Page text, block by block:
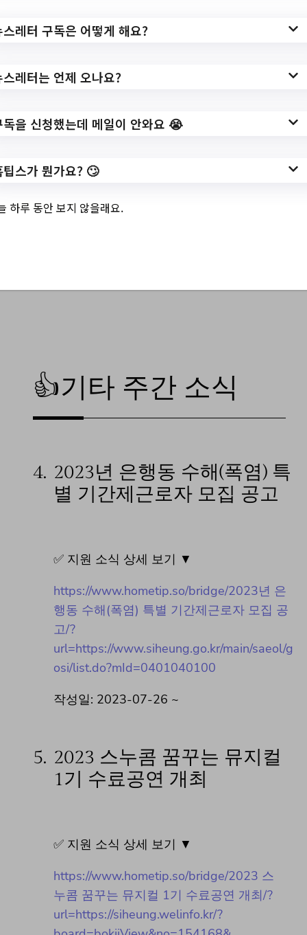
3. 2023년 시흥시 사회
공고
✅ 지원 소식 상세 보기 ▼
흥시 사회조사 조사요원 모집공고/?
👍기타 주간 소식
4. 2023년 은행동 수해(폭염) 특
별 기간제근로자 모집 공고
✅ 지원 소식 상세 보기 ▼
https://www.hometip.so/bridge/2023년 은
행동 수해(폭염) 특별 기간제근로자 모집 공
고/?
url=https://www.siheung.go.kr/main/saeol/g
osi/list.do?mId=0401040100
작성일: 2023-07-26 ~
5. 2023 스누콤 꿈꾸는 뮤지컬
1기 수료공연 개최
✅ 지원 소식 상세 보기 ▼
https://www.hometip.so/bridge/2023 스
누콤 꿈꾸는 뮤지컬 1기 수료공연 개최/?
url=https://siheung.welinfo.kr/?
스레터 구독은 어떻게 해요?
스레터는 언제 오나요?
독을 신청했는데 메일이 안와요 😭
팁스가 뭔가요? 🙄
하루 동안 보지 않을래요.